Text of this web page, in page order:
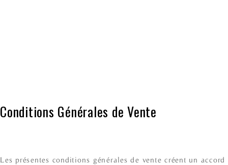
Conditions Générales de Vente
Les présentes conditions générales de vente créent un accord